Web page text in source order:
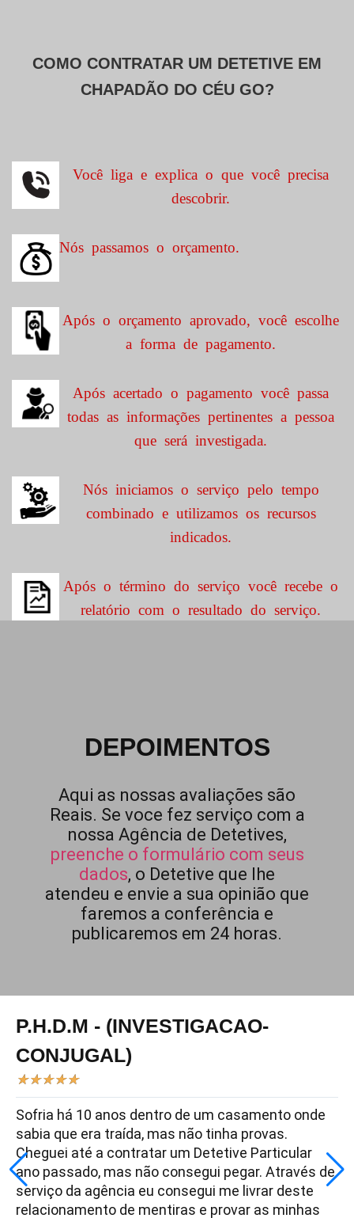
COMO CONTRATAR UM DETETIVE EM
CHAPADÃO DO CÉU GO?
Você liga e explica o que você precisa
descobrir.
Nós passamos o orçamento.
Após o orçamento aprovado, você escolhe
a forma de pagamento.
Após acertado o pagamento você passa
todas as informações pertinentes a pessoa
que será investigada.
Nós iniciamos o serviço pelo tempo
combinado e utilizamos os recursos
indicados.
Após o término do serviço você recebe o
relatório com o resultado do serviço.
DEPOIMENTOS
Aqui as nossas avaliações são
Reais. Se voce fez serviço com a
nossa Agência de Detetives,
preenche o formulário com seus
dados, o Detetive que lhe
atendeu e envie a sua opinião que
faremos a conferência e
publicaremos em 24 horas.
P.H.D.M - (INVESTIGACAO-
CONJUGAL)
★★★★★
Sofria há 10 anos dentro de um casamento onde
sabia que era traída, mas não tinha provas.
Cheguei até a contratar um Detetive Particular
ano passado, mas não consegui pegar. Através de
serviço da agência eu consegui me livrar deste
relacionamento de mentiras e provar as minhas